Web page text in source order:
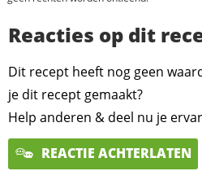
Reacties op dit
Dit recept heeft nog geen
je dit recept gemaakt?
Help anderen & deel nu je
REACTIE ACHTERLATEN